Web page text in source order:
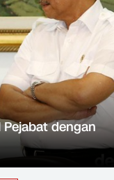
dengan